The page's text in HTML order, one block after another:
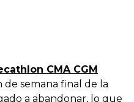
CMA CGM
de semana final de la
a abandonar, lo que